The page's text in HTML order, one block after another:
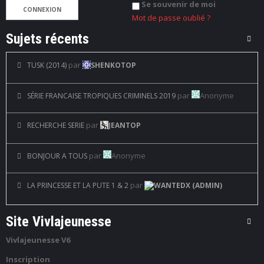
T
Se souvenir de moi
Mot de passe oublié ?
Sujets récents
TUSK (2014) par SHENKOTOP
SÉRIE FRANCAISE TROPIQUES CRIMINELS 2019 par Anonyme
RECHERCHE SERIE par JEANTOP
BONJOUR A TOUS par Anonyme
LA PRINCESSE ET LA PUTE 1 & 2 par WANTEDX (ADMIN)
Site Vivlajeunesse
Vivlajeunesse V6
Inscription